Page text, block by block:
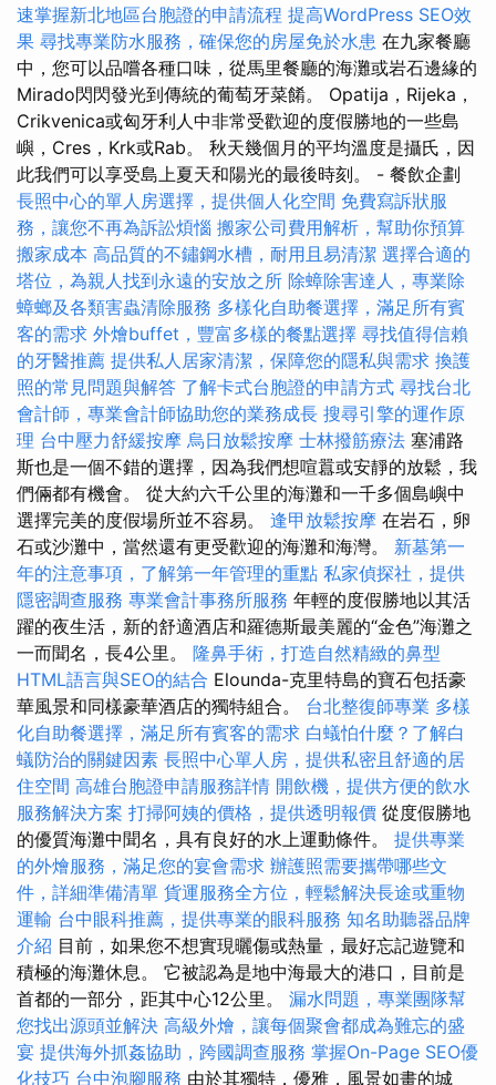
速掌握新北地區台胞證的申請流程 提高WordPress SEO效
果 尋找專業防水服務，確保您的房屋免於水患 在九家餐廳
中，您可以品嚐各種口味，從馬里餐廳的海灘或岩石邊緣的
Mirado閃閃發光到傳統的葡萄牙菜餚。 Opatija，Rijeka，
Crikvenica或匈牙利人中非常受歡迎的度假勝地的一些島
嶼，Cres，Krk或Rab。 秋天幾個月的平均溫度是攝氏，因
此我們可以享受島上夏天和陽光的最後時刻。 - 餐飲企劃
長照中心的單人房選擇，提供個人化空間 免費寫訴狀服
務，讓您不再為訴訟煩惱 搬家公司費用解析，幫助你預算
搬家成本 高品質的不鏽鋼水槽，耐用且易清潔 選擇合適的
塔位，為親人找到永遠的安放之所 除蟑除害達人，專業除
蟑螂及各類害蟲清除服務 多樣化自助餐選擇，滿足所有賓
客的需求 外燴buffet，豐富多樣的餐點選擇 尋找值得信賴
的牙醫推薦 提供私人居家清潔，保障您的隱私與需求 換護
照的常見問題與解答 了解卡式台胞證的申請方式 尋找台北
會計師，專業會計師協助您的業務成長 搜尋引擎的運作原
理 台中壓力舒緩按摩 烏日放鬆按摩 士林撥筋療法 塞浦路
斯也是一個不錯的選擇，因為我們想喧囂或安靜的放鬆，我
們倆都有機會。 從大約六千公里的海灘和一千多個島嶼中
選擇完美的度假場所並不容易。 逢甲放鬆按摩 在岩石，卵
石或沙灘中，當然還有更受歡迎的海灘和海灣。 新墓第一
年的注意事項，了解第一年管理的重點 私家偵探社，提供
隱密調查服務 專業會計事務所服務 年輕的度假勝地以其活
躍的夜生活，新的舒適酒店和羅德斯最美麗的“金色”海灘之
一而聞名，長4公里。 隆鼻手術，打造自然精緻的鼻型
HTML語言與SEO的結合 Elounda-克里特島的寶石包括豪
華風景和同樣豪華酒店的獨特組合。 台北整復師專業 多樣
化自助餐選擇，滿足所有賓客的需求 白蟻怕什麼？了解白
蟻防治的關鍵因素 長照中心單人房，提供私密且舒適的居
住空間 高雄台胞證申請服務詳情 開飲機，提供方便的飲水
服務解決方案 打掃阿姨的價格，提供透明報價 從度假勝地
的優質海灘中聞名，具有良好的水上運動條件。 提供專業
的外燴服務，滿足您的宴會需求 辦護照需要攜帶哪些文
件，詳細準備清單 貨運服務全方位，輕鬆解決長途或重物
運輸 台中眼科推薦，提供專業的眼科服務 知名助聽器品牌
介紹 目前，如果您不想實現曬傷或熱量，最好忘記遊覽和
積極的海灘休息。 它被認為是地中海最大的港口，目前是
首都的一部分，距其中心12公里。 漏水問題，專業團隊幫
您找出源頭並解決 高級外燴，讓每個聚會都成為難忘的盛
宴 提供海外抓姦協助，跨國調查服務 掌握On-Page SEO優
化技巧 台中泡腳服務 由於其獨特，優雅，風景如畫的城